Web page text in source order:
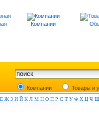
Компании
Компании
Товары и
Е Ж З И Й К Л М Н О П Р С Т У Ф Х Ц Ч Ш